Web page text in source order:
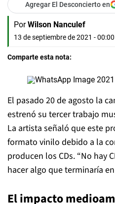
Agregar El Desconcierto en
Por Wilson Nanculef
13 de septiembre de 2021 - 00:00
Comparte esta nota:
El pasado 20 de agosto la
estrenó su tercer trabajo
La artista señaló que este
formato vinilo debido a la
producen los CDs. “No hay
hacer algo que terminaría
El impacto